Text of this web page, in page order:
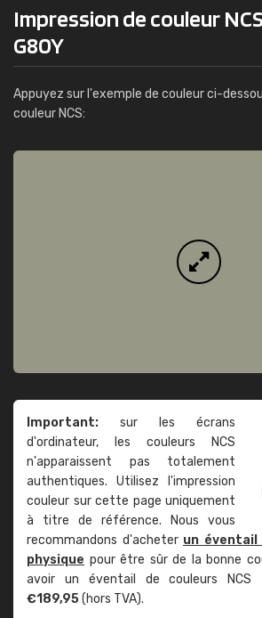
Impression de couleur
G80Y
Appuyez sur l'exemple de couleur ci-
couleur NCS:
Important: sur les écrans
d'ordinateur, les couleurs NCS
n'apparaissent pas totalement
authentiques. Utilisez l'impression
couleur sur cette page uniquement
à titre de référence. Nous vous
recommandons d'acheter un éventail
physique pour être sûr de la bonne
avoir un éventail de couleurs NCS
€189,95(hors TVA).